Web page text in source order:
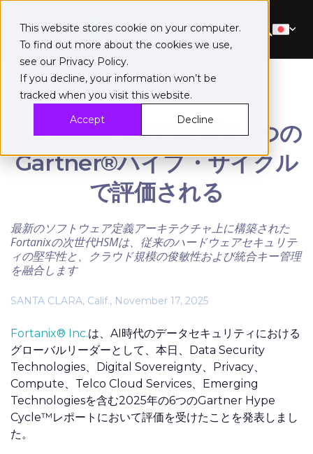
This website stores cookie on your computer.
To find out more about the cookies we use,
see our Privacy Policy.
If you decline, your information won’t be
tracked when you visit this website.
Accept
Decline
Fortanix、2025年版の6つの
Gartner®ハイプ・サイクル
で評価される
最新のソフトウェア定義アーキテクチャ上に構築された
Fortanixの次世代HSMは、従来のハードウェアセキュリテ
ィの堅牢性と、クラウド規模の俊敏性および統合キー管理
を融合します
SANTA CLARA, Calif., November 17, 2025
Fortanix® Inc.は、AI時代のデータセキュリティにおける
グローバルリーダーとして、本日、Data Security
Technologies、Digital Sovereignty、Privacy、
Compute、Telco Cloud Services、Emerging
Technologiesを含む2025年の6つのGartner Hype
Cycle™レポートにおいて評価を受けたことを発表しまし
た。